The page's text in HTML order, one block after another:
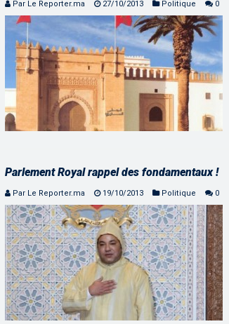
Par Le Reporter.ma 27/10/2013 Politique 0
Parlement Royal rappel des fondamentaux !
Par Le Reporter.ma 19/10/2013 Politique 0